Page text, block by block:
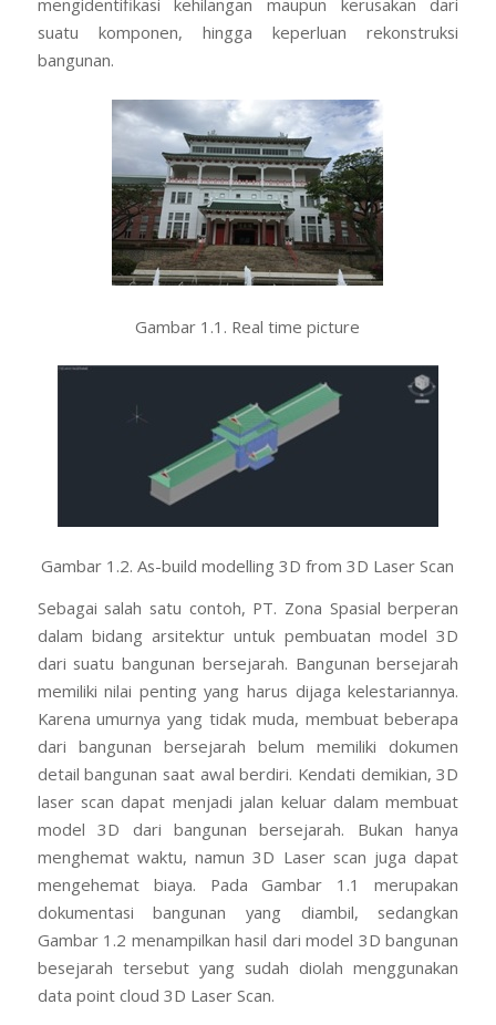
mengidentifikasi kehilangan maupun kerusakan dari
suatu komponen, hingga keperluan rekonstruksi
bangunan.
Gambar 1.1. Real time picture
Gambar 1.2. As-build modelling 3D from 3D Laser Scan
Sebagai salah satu contoh, PT. Zona Spasial berperan
dalam bidang arsitektur untuk pembuatan model 3D
dari suatu bangunan bersejarah. Bangunan bersejarah
memiliki nilai penting yang harus dijaga kelestariannya.
Karena umurnya yang tidak muda, membuat beberapa
dari bangunan bersejarah belum memiliki dokumen
detail bangunan saat awal berdiri. Kendati demikian, 3D
laser scan dapat menjadi jalan keluar dalam membuat
model 3D dari bangunan bersejarah. Bukan hanya
menghemat waktu, namun 3D Laser scan juga dapat
mengehemat biaya. Pada Gambar 1.1 merupakan
dokumentasi bangunan yang diambil, sedangkan
Gambar 1.2 menampilkan hasil dari model 3D bangunan
besejarah tersebut yang sudah diolah menggunakan
data point cloud 3D Laser Scan.